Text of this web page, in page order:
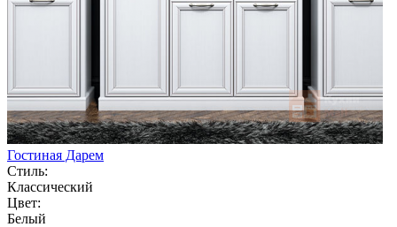
Гостиная Дарем
Стиль:
Классический
Цвет:
Белый